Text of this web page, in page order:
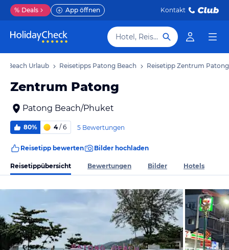
% Deals App öffnen Kontakt
Hotel, Reiseziel
Beach Urlaub Reisetipps Patong Beach Reisetipp Zentrum Patong
Zentrum Patong
Patong Beach/Phuket
80% 4/ 6 5 Bewertungen
Reisetipp bewerten Bilder hochladen
Reisetippübersicht Bewertungen Bilder Hotels